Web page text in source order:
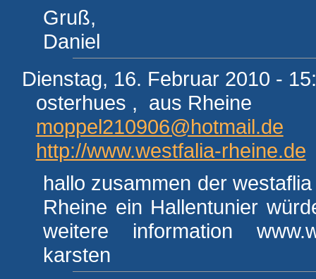
Gruß,
Daniel
Dienstag, 16. Februar 2010 -
osterhues , aus Rheine
moppel210906@hotmail.de
http://www.westfalia-rheine.de
hallo zusammen der
Rheine ein Hallentunier
weitere information
karsten